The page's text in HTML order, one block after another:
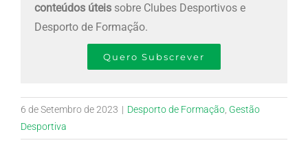
conteúdos úteis sobre Clubes Desportivos e
Desporto de Formação.
Quero Subscrever
6 de Setembro de 2023 | Desporto de Formação Gestão
Desportiva